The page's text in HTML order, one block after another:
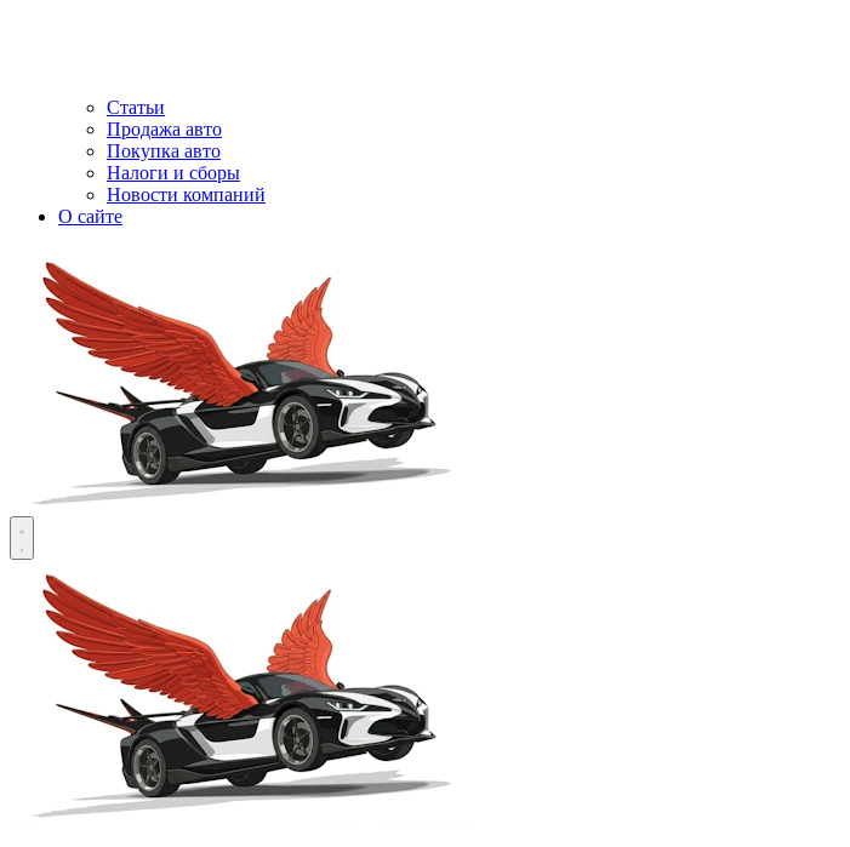
Статьи
Продажа авто
Покупка авто
Налоги и сборы
Новости компаний
О сайте